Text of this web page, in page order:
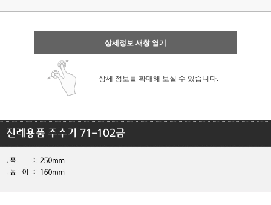
상세정보 새창 열기
상세 정보를 확대해 보실 수 있습니다.